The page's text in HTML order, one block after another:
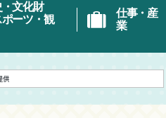
文化財
ーツ・観
仕事・産
業